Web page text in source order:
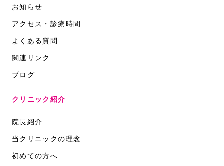
お知らせ
アクセス・診療時間
よくある質問
関連リンク
ブログ
クリニック紹介
院長紹介
当クリニックの理念
初めての方へ